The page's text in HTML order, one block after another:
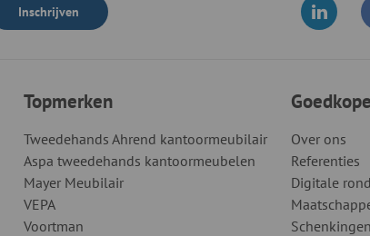
Inschrijven
Topmerken
Tweedehands Ahrend kantoormeubilair
Aspa tweedehands kantoormeubelen
Mayer Meubilair
VEPA
Voortman
Over ons
Referenties
Digitale